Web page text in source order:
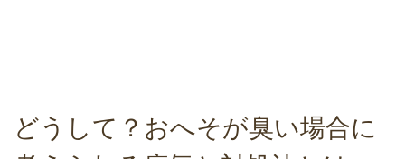
どうして？おへそが臭い場合に